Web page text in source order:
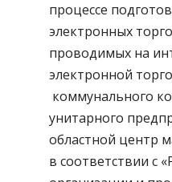
процессе
электронных
проводимых на
электронной
коммунального
унитарного
областной центр
в соответствии с